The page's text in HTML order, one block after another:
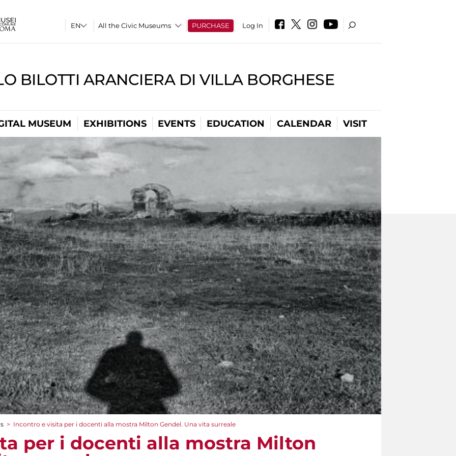
All the Civic Museums PURCHASE Log In
BILOTTI ARANCIERA DI VILLA BORGHESE
MUSEUM EXHIBITIONS EVENTS EDUCATION CALENDAR VISIT
> Incontro e visita per i docenti alla mostra Milton Gendel. Una vita surreale
per i docenti alla mostra Milton